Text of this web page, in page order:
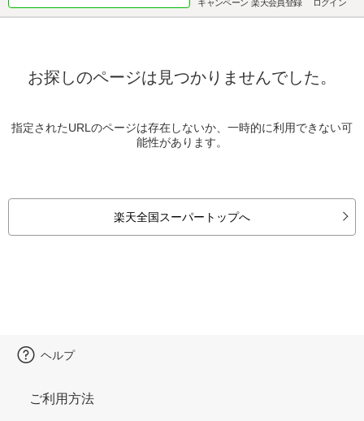
キャンペーン 楽天会員登録 ログイン
お探しのページは見つかりませんでした。
指定されたURLのページは存在しないか、一時的に利用できない可
能性があります。
楽天全国スーパートップへ
ヘルプ
ご利用方法